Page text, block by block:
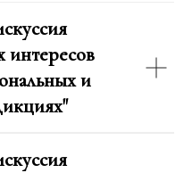
интересов
и